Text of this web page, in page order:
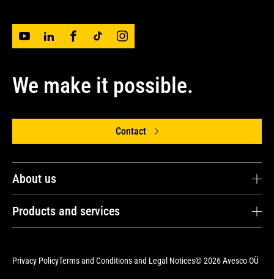
We make it possible.
Contact
About us
Avesco Group
Career
Products and services
Maintenance and Repairs
Privacy PolicyTerms and Conditions and Legal Notices© 2026 Avesco OÜ